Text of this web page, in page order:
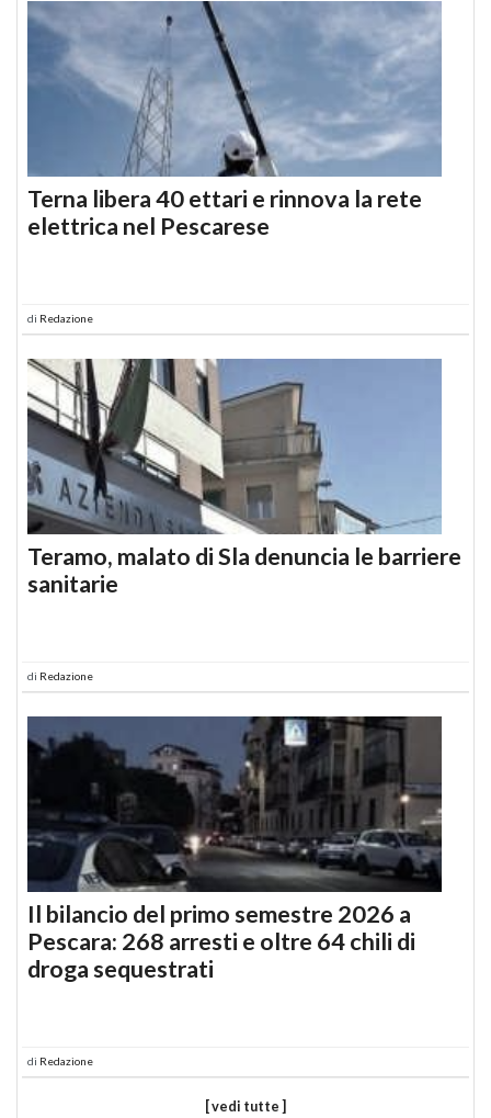
Terna libera 40 ettari e rinnova la rete
elettrica nel Pescarese
di Redazione
Teramo, malato di Sla denuncia le barriere
sanitarie
di Redazione
Il bilancio del primo semestre 2026 a
Pescara: 268 arresti e oltre 64 chili di
droga sequestrati
di Redazione
[ vedi tutte ]